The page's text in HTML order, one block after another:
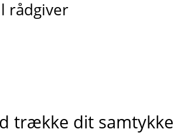
rådgiver
trække dit samtykke